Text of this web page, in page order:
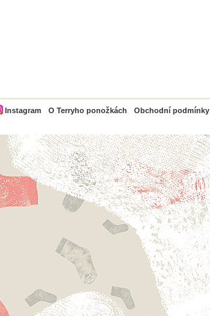
Instagram O Terryho ponožkách Obchodní podmínky
PayPal